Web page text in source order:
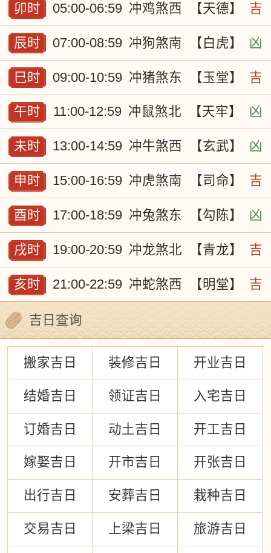
卯时 05:00-06:59 冲鸡煞西 【天德】 吉
辰时 07:00-08:59 冲狗煞南 【白虎】 凶
巳时 09:00-10:59 冲猪煞东 【玉堂】 吉
午时 11:00-12:59 冲鼠煞北 【天牢】 凶
未时 13:00-14:59 冲牛煞西 【玄武】 凶
申时 15:00-16:59 冲虎煞南 【司命】 吉
酉时 17:00-18:59 冲兔煞东 【勾陈】 凶
戌时 19:00-20:59 冲龙煞北 【青龙】 吉
亥时 21:00-22:59 冲蛇煞西 【明堂】 吉
吉日查询
搬家吉日 装修吉日 开业吉日
结婚吉日 领证吉日 入宅吉日
订婚吉日 动土吉日 开工吉日
嫁娶吉日 开市吉日 开张吉日
出行吉日 安葬吉日 栽种吉日
交易吉日 上梁吉日 旅游吉日